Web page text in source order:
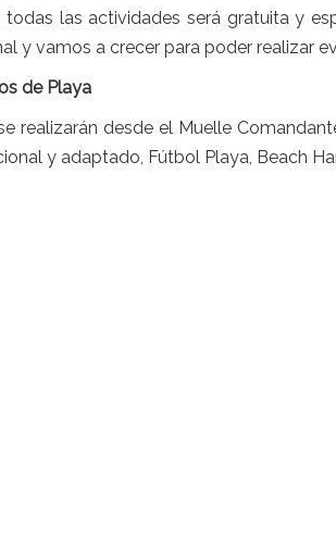
todas las actividades será gratuita y
y vamos a crecer para poder realizar
de Playa
realizarán desde el Muelle
y adaptado, Fútbol Playa, Beach